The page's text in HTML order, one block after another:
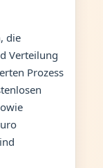
die
Verteilung
Prozess